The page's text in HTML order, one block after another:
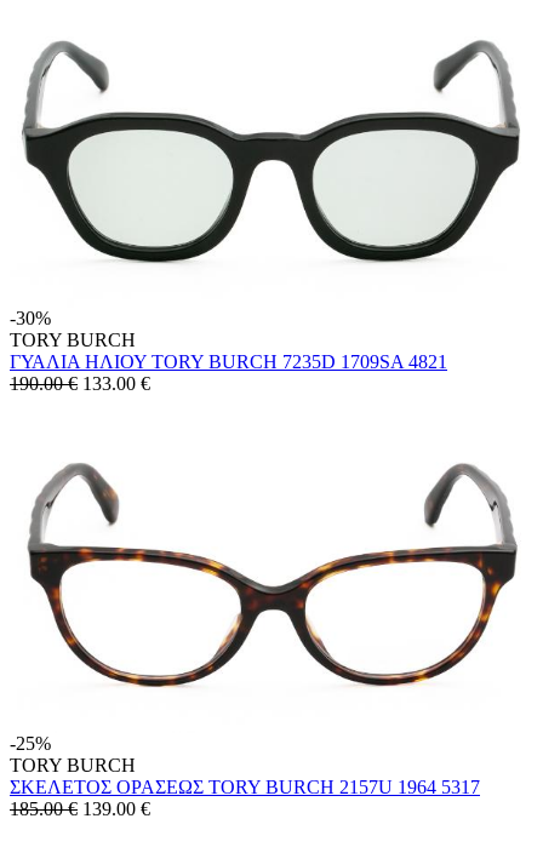
-30%
TORY BURCH
ΓΥΑΛΙΑ ΗΛΙΟΥ TORY BURCH 7235D 1709SA 4821
190.00 € 133.00 €
-25%
TORY BURCH
ΣΚΕΛΕΤΟΣ ΟΡΑΣΕΩΣ TORY BURCH 2157U 1964 5317
185.00 € 139.00 €